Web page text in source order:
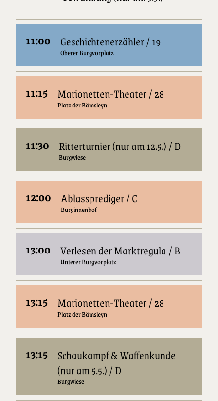
11:00 Geschichtenerzähler / 19
Oberer Burgvorplatz
11:15 Marionetten-Theater / 28
Platz der Bämsleyn
11:30 Ritterturnier (nur am 12.5.) / D
Burgwiese
12:00 Ablassprediger / C
Burginnenhof
13:00 Verlesen der Marktregula / B
Unterer Burgvorplatz
13:15 Marionetten-Theater / 28
Platz der Bämsleyn
13:15 Schaukampf & Waffenkunde
(nur am 5.5.) / D
Burgwiese